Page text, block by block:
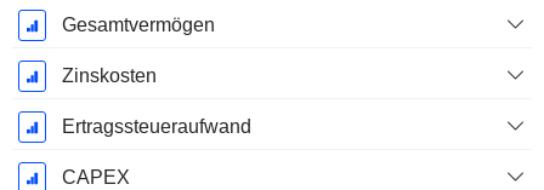
Gesamtvermögen
Zinskosten
Ertragssteueraufwand
CAPEX